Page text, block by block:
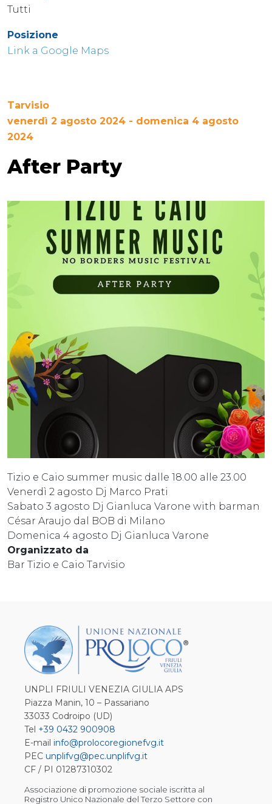
Tutti
Posizione
Link a Google Maps
Tarvisio
venerdì 2 agosto 2024 - domenica 4 agosto
2024
After Party
Tizio e Caio summer music dalle 18.00 alle 23.00
Venerdì 2 agosto Dj Marco Prati
Sabato 3 agosto Dj Gianluca Varone with barman
César Araujo dal BOB di Milano
Domenica 4 agosto Dj Gianluca Varone
Organizzato da
Bar Tizio e Caio Tarvisio
UNPLI FRIULI VENEZIA GIULIA APS
Piazza Manin, 10 – Passariano
33033 Codroipo (UD)
Tel +39 0432 900908
E-mail info@prolocoregionefvg.it
PEC unplifvg@pec.unplifvg.it
CF / PI 01287310302
Associazione di promozione sociale iscritta al
Registro Unico Nazionale del Terzo Settore con